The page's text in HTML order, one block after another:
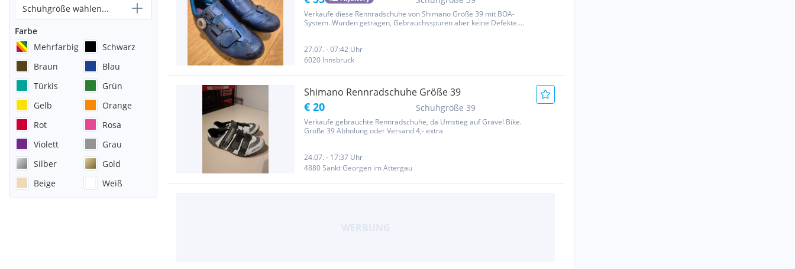
Schuhgröße wählen...
Farbe
Mehrfarbig
Schwarz
Braun
Blau
Türkis
Grün
Gelb
Orange
Rot
Rosa
Violett
Grau
Silber
Gold
Beige
Weiß
Verkaufe diese Rennradschuhe von Shimano Größe 39 mit BOA-
System. Wurden getragen, Gebrauchsspuren aber keine Defekte.
27.07. - 07:42 Uhr
6020 Innsbruck
Shimano Rennradschuhe Größe 39
€ 20 Schuhgröße 39
Verkaufe gebrauchte Rennradschuhe, da Umstieg auf Gravel Bike.
Größe 39 Abholung oder Versand 4,- extra
24.07. - 17:37 Uhr
4880 Sankt Georgen im Attergau